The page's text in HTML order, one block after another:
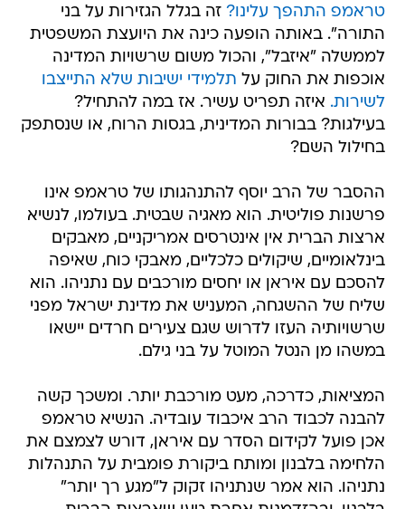
טראמפ התהפך עלינו? זה בגלל הגזירות על בני
התורה". באותה הופעה כינה את היועצת המשפטית
לממשלה "איזבל", והכול משום שרשויות המדינה
אוכפות את החוק על תלמידי ישיבות שלא התייצבו
לשירות. איזה תפריט עשיר. אז במה להתחיל?
בעילגות? בבורות המדינית, בגסות הרוח, או שנסתפק
בחילול השם?
ההסבר של הרב יוסף להתנהגותו של טראמפ אינו
פרשנות פוליטית. הוא מאגיה שבטית. בעולמו, לנשיא
ארצות הברית אין אינטרסים אמריקניים, מאבקים
בינלאומיים, שיקולים כלכליים, מאבקי כוח, שאיפה
להסכם עם איראן או יחסים מורכבים עם נתניהו. הוא
שליח של ההשגחה, המעניש את מדינת ישראל מפני
שרשויותיה העזו לדרוש שגם צעירים חרדים יישאו
במשהו מן הנטל המוטל על בני גילם.
המציאות, כדרכה, מעט מורכבת יותר. ומשכך קשה
להבנה לכבוד הרב איכבוד עובדיה. הנשיא טראמפ
אכן פועל לקידום הסדר עם איראן, דורש לצמצם את
הלחימה בלבנון ומותח ביקורת פומבית על התנהלות
נתניהו. הוא אמר שנתניהו זקוק ל"מגע רך יותר"